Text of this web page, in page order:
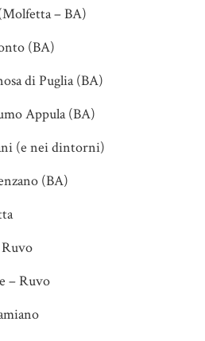
– BA)
(BA)
di Puglia (BA)
Appula (BA)
(e nei dintorni)
(BA)
– Ruvo